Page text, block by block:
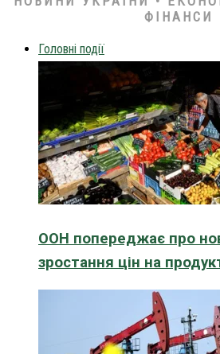
ФІНАНСИ
Головні події
ООН попереджає про
зростання цін на